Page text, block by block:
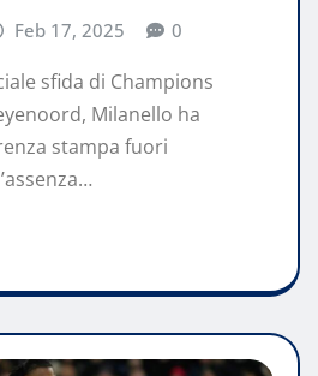
Feb 17, 2025 0
sfida di Champions
Milanello ha
stampa fuori